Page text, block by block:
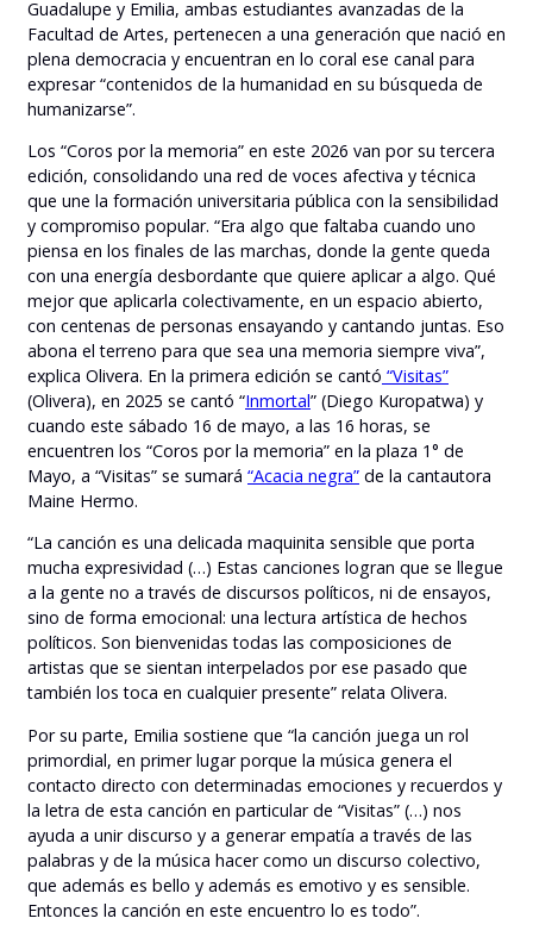
Guadalupe y Emilia, ambas estudiantes avanzadas de la
Facultad de Artes, pertenecen a una generación que nació en
plena democracia y encuentran en lo coral ese canal para
expresar “contenidos de la humanidad en su búsqueda de
humanizarse”.
Los “Coros por la memoria” en este 2026 van por su tercera
edición, consolidando una red de voces afectiva y técnica
que une la formación universitaria pública con la sensibilidad
y compromiso popular. “Era algo que faltaba cuando uno
piensa en los finales de las marchas, donde la gente queda
con una energía desbordante que quiere aplicar a algo. Qué
mejor que aplicarla colectivamente, en un espacio abierto,
con centenas de personas ensayando y cantando juntas. Eso
abona el terreno para que sea una memoria siempre viva”,
explica Olivera. En la primera edición se cantó “Visitas”
(Olivera), en 2025 se cantó “Inmortal” (Diego Kuropatwa) y
cuando este sábado 16 de mayo, a las 16 horas, se
encuentren los “Coros por la memoria” en la plaza 1° de
Mayo, a “Visitas” se sumará “Acacia negra” de la cantautora
Maine Hermo.
“La canción es una delicada maquinita sensible que porta
mucha expresividad (…) Estas canciones logran que se llegue
a la gente no a través de discursos políticos, ni de ensayos,
sino de forma emocional: una lectura artística de hechos
políticos. Son bienvenidas todas las composiciones de
artistas que se sientan interpelados por ese pasado que
también los toca en cualquier presente” relata Olivera.
Por su parte, Emilia sostiene que “la canción juega un rol
primordial, en primer lugar porque la música genera el
contacto directo con determinadas emociones y recuerdos y
la letra de esta canción en particular de “Visitas” (…) nos
ayuda a unir discurso y a generar empatía a través de las
palabras y de la música hacer como un discurso colectivo,
que además es bello y además es emotivo y es sensible.
Entonces la canción en este encuentro lo es todo”.